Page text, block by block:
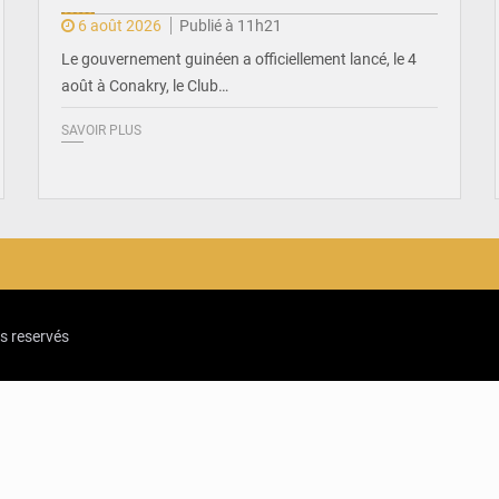
6 août 2026
Publié à 11h21
Le gouvernement guinéen a officiellement lancé, le 4
août à Conakry, le Club…
SAVOIR PLUS
reservés